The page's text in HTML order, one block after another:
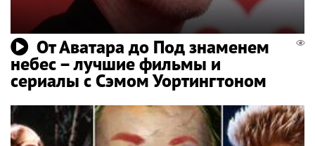
От Аватара до Под знаменем
небес – лучшие фильмы и
сериалы с Сэмом Уортингтоном